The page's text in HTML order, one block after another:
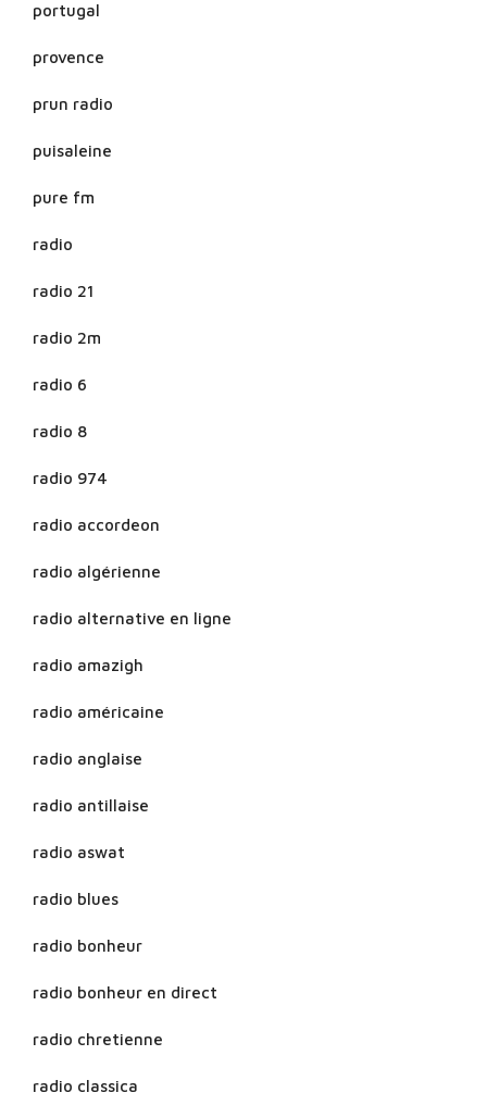
portugal
provence
prun radio
puisaleine
pure fm
radio
radio 21
radio 2m
radio 6
radio 8
radio 974
radio accordeon
radio algérienne
radio alternative en ligne
radio amazigh
radio américaine
radio anglaise
radio antillaise
radio aswat
radio blues
radio bonheur
radio bonheur en direct
radio chretienne
radio classica